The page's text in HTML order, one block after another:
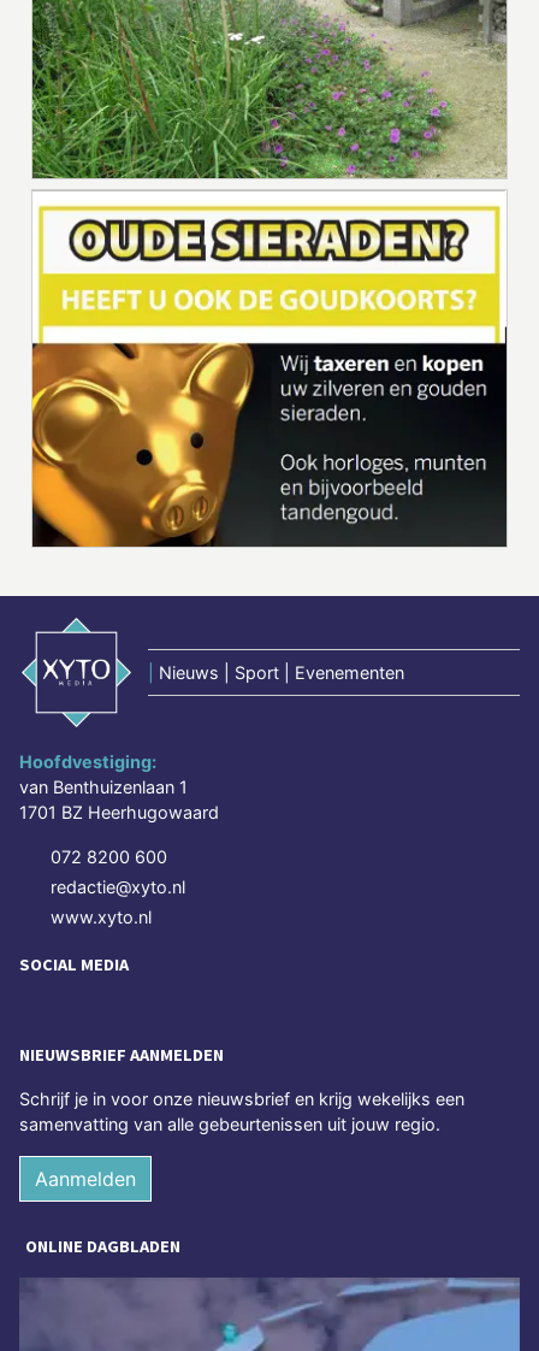
Nieuws | Sport | Evenementen
Hoofdvestiging:
van Benthuizenlaan 1
1701 BZ Heerhugowaard
072 8200 600
redactie@xyto.nl
www.xyto.nl
SOCIAL MEDIA
NIEUWSBRIEF AANMELDEN
Schrijf je in voor onze nieuwsbrief en krijg wekelijks een
samenvatting van alle gebeurtenissen uit jouw regio.
Aanmelden
ONLINE DAGBLADEN